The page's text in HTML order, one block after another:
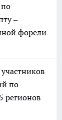
–
форели
по
регионов